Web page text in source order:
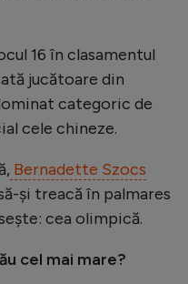
16 în clasamentul
jucătoare din
categoric de
cele chineze.
Bernadette Szocs
și treacă în palmares
cea olimpică.
cel mai mare?